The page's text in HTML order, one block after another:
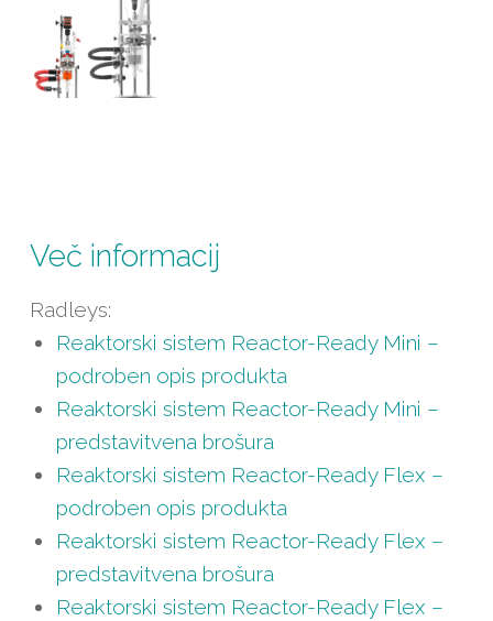
Več informacij
Radleys:
Reaktorski sistem Reactor-Ready Mini –
podroben opis produkta
Reaktorski sistem Reactor-Ready Mini –
predstavitvena brošura
Reaktorski sistem Reactor-Ready Flex –
podroben opis produkta
Reaktorski sistem Reactor-Ready Flex –
predstavitvena brošura
Reaktorski sistem Reactor-Ready Flex –